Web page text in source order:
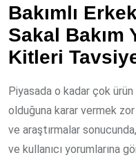
Bakımlı
Sakal Bakım
Kitleri
Piyasada o kadar çok
olduğuna karar vermek
ve araştırmalar
ve kullanıcı yorumlarına